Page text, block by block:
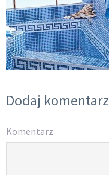
Dodaj komentarz
Komentarz